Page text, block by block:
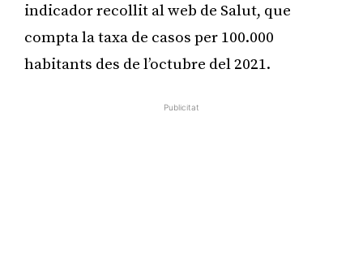
indicador recollit al web de Salut, que
compta la taxa de casos per 100.000
habitants des de l’octubre del 2021.
Publicitat